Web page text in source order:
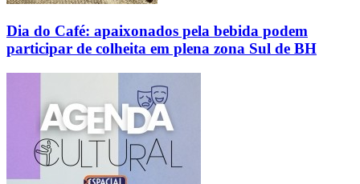
Dia do Café: apaixonados pela bebida podem
participar de colheita em plena zona Sul de BH